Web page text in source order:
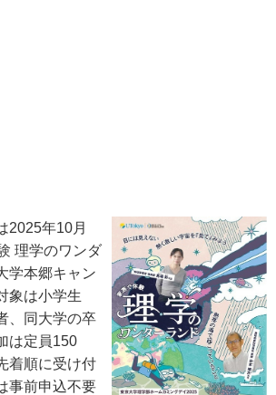
2025年10月
理学のワンダ
学本郷キャン
象は小学生
、同大学の卒
は定員150
着順に受け付
事前申込不要